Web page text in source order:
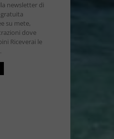
newsletter di
su mete,
dove
Riceverai le